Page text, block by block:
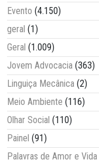
Evento (4.150)
geral (1)
Geral (1.009)
Jovem Advocacia (363)
Linguiça Mecânica (2)
Meio Ambiente (116)
Olhar Social (110)
Painel (91)
Palavras de Amor e Vida